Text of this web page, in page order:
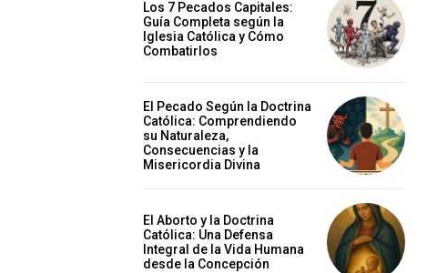
Los 7 Pecados Capitales:
Guía Completa según la
Iglesia Católica y Cómo
Combatirlos
El Pecado Según la Doctrina
Católica: Comprendiendo
su Naturaleza,
Consecuencias y la
Misericordia Divina
El Aborto y la Doctrina
Católica: Una Defensa
Integral de la Vida Humana
desde la Concepción